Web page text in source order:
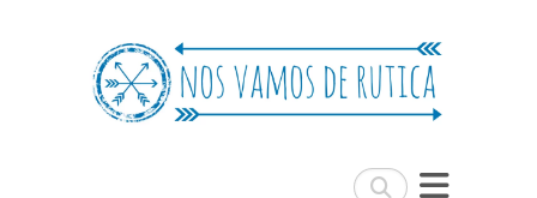
Buscar
Nos Vamos de Rutica